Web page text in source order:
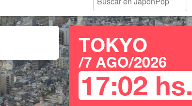
TOKYO
/7 AGO/2026
17:02 hs.